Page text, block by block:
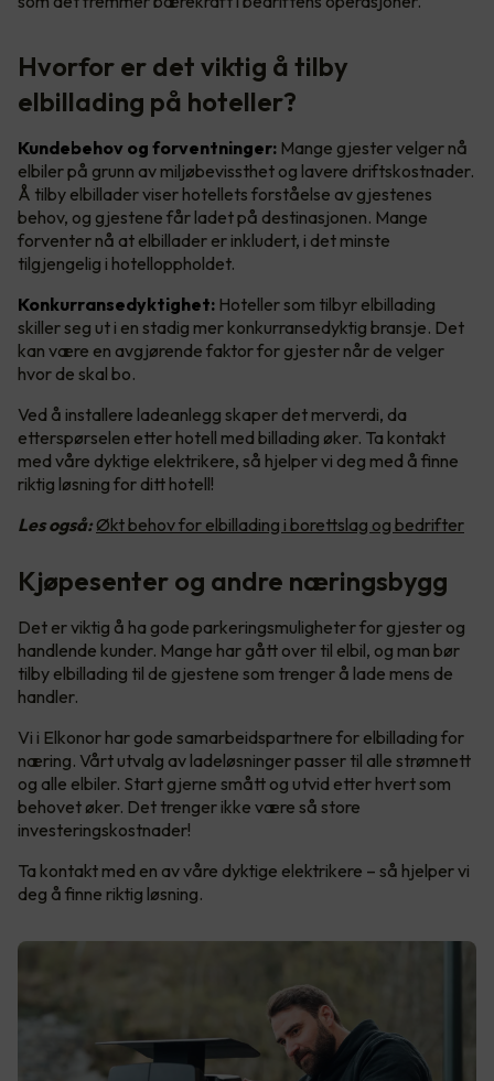
Hvorfor er det viktig å tilby
elbillading på hoteller?
Kundebehov og forventninger: Mange gjester velger nå
elbiler på grunn av miljøbevissthet og lavere driftskostnader.
Å tilby elbillader viser hotellets forståelse av gjestenes
behov, og gjestene får ladet på destinasjonen. Mange
forventer nå at elbillader er inkludert, i det minste
tilgjengelig i hotelloppholdet.
Konkurransedyktighet: Hoteller som tilbyr elbillading
skiller seg ut i en stadig mer konkurransedyktig bransje. Det
kan være en avgjørende faktor for gjester når de velger
hvor de skal bo.
Ved å installere ladeanlegg skaper det merverdi, da
etterspørselen etter hotell med billading øker. Ta kontakt
med våre dyktige elektrikere, så hjelper vi deg med å finne
riktig løsning for ditt hotell!
Les også: Økt behov for elbillading i borettslag og bedrifter
Kjøpesenter og andre næringsbygg
Det er viktig å ha gode parkeringsmuligheter for gjester og
handlende kunder. Mange har gått over til elbil, og man bør
tilby elbillading til de gjestene som trenger å lade mens de
handler.
Vi i Elkonor har gode samarbeidspartnere for elbillading for
næring. Vårt utvalg av ladeløsninger passer til alle strømnett
og alle elbiler. Start gjerne smått og utvid etter hvert som
behovet øker. Det trenger ikke være så store
investeringskostnader!
Ta kontakt med en av våre dyktige elektrikere – så hjelper vi
deg å finne riktig løsning.